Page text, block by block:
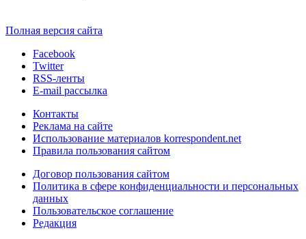
Полная версия сайта
Facebook
Twitter
RSS-ленты
E-mail рассылка
Контакты
Реклама на сайте
Использование материалов korrespondent.net
Правила пользования сайтом
Договор пользования сайтом
Политика в сфере конфиденциальности и персональных
данных
Пользовательское соглашение
Редакция